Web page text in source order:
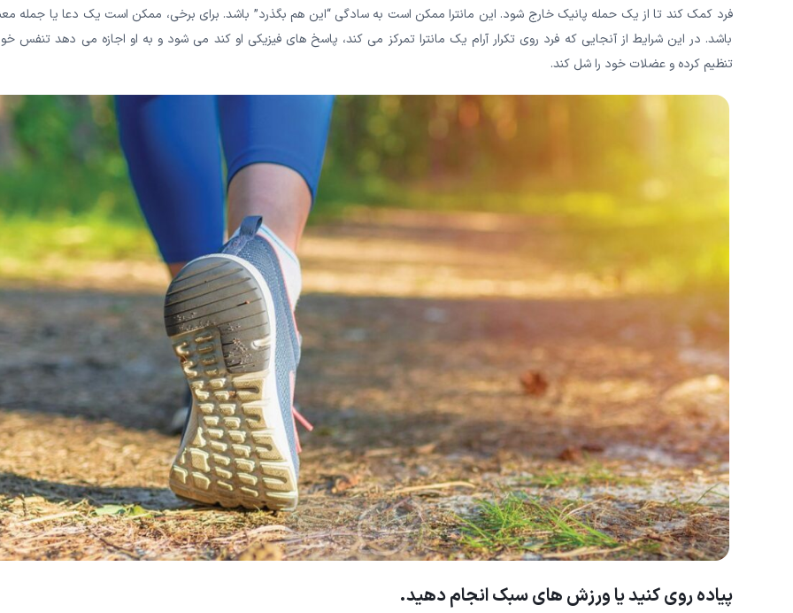
فرد کمک کند تا از یک حمله پانیک خارج شود. این مانترا ممکن است به سادگی “این هم بگذرد” باشد. برای برخی، ممکن است یک دعا یا جمله
باشد. در این شرایط از آنجایی که فرد روی تکرار آرام یک مانترا تمرکز می کند، پاسخ های فیزیکی او کند می شود و به او اجازه می دهد تنفس
تنظیم کرده و عضلات خود را شل کند.
پیاده روی کنید یا ورزش های سبک انجام دهید.